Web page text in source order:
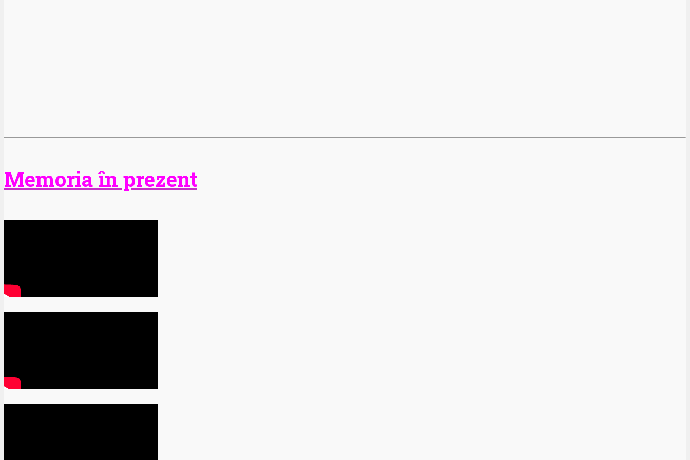
Memoria în prezent